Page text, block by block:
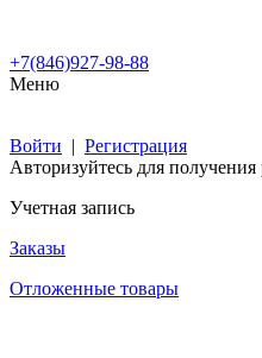
+7(846)927-98-88
Меню
Войти | Регистрация
Авторизуйтесь для
Учетная запись
Заказы
Отложенные товары